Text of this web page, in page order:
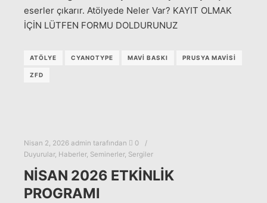
eserler çıkarır. Atölyede Neler Var? KAYIT OLMAK
İÇİN LÜTFEN FORMU DOLDURUNUZ
ATÖLYE CYANOTYPE MAVİ BASKI PRUSYA MAVİSİ
ZFD
Nisan 2, 2026 admin tarafından
0
Duyurular, Haberler, Seminerler, Sergiler
NİSAN 2026 ETKİNLİK
PROGRAMI